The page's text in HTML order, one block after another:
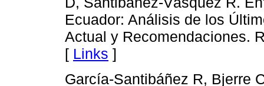
Ecuador: Análisis de los
Actual y Recomendaciones.
[ Links ]
García-Santibáñez R, Bjerre